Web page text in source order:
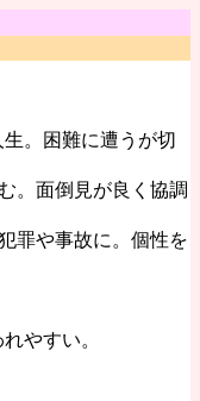
。困難に遭うが切
。面倒見が良く協調
罪や事故に。個性を
やすい。